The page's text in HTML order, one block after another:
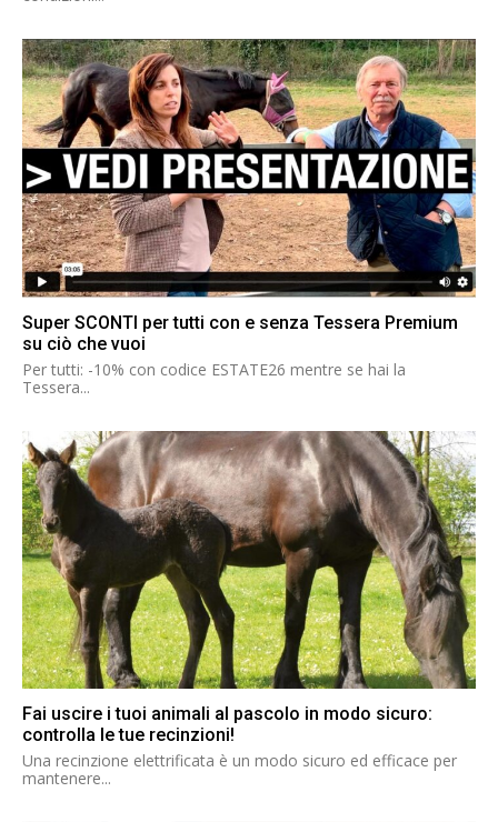
Super SCONTI per tutti con e senza Tessera Premium
su ciò che vuoi
Per tutti: -10% con codice ESTATE26 mentre se hai la
Tessera...
Fai uscire i tuoi animali al pascolo in modo sicuro:
controlla le tue recinzioni!
Una recinzione elettrificata è un modo sicuro ed efficace per
mantenere...